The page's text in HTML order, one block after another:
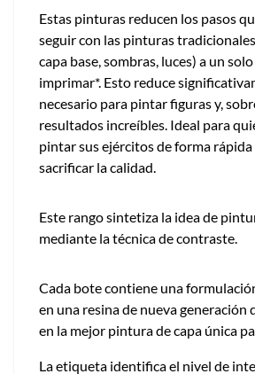
Estas pinturas reducen los pasos
seguir con las pinturas
capa base, sombras, luces) a un
imprimar*. Esto reduce
necesario para pintar figuras y,
resultados increíbles. Ideal para
pintar sus ejércitos de forma
sacrificar la calidad.
Este rango sintetiza la idea de
mediante la técnica de contraste.
Cada bote contiene una
en una resina de nueva generación
en la mejor pintura de capa única
La etiqueta identifica el nivel de